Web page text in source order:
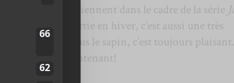
qui s’en viennent dans le cadre de la série
bonne idée de sortie en hiver, c’est aussi une très
un concert sous le sapin, c’est toujours
faire plaisir maintenant!